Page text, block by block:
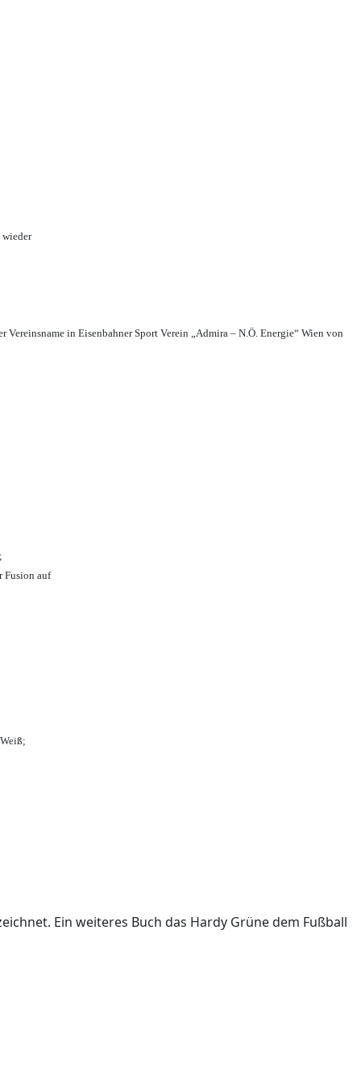
wieder
Vereinsname in Eisenbahner Sport Verein „Admira – N.Ö. Energie“ Wien von
Fusion auf
Ein weiteres Buch das Hardy Grüne dem Fußball